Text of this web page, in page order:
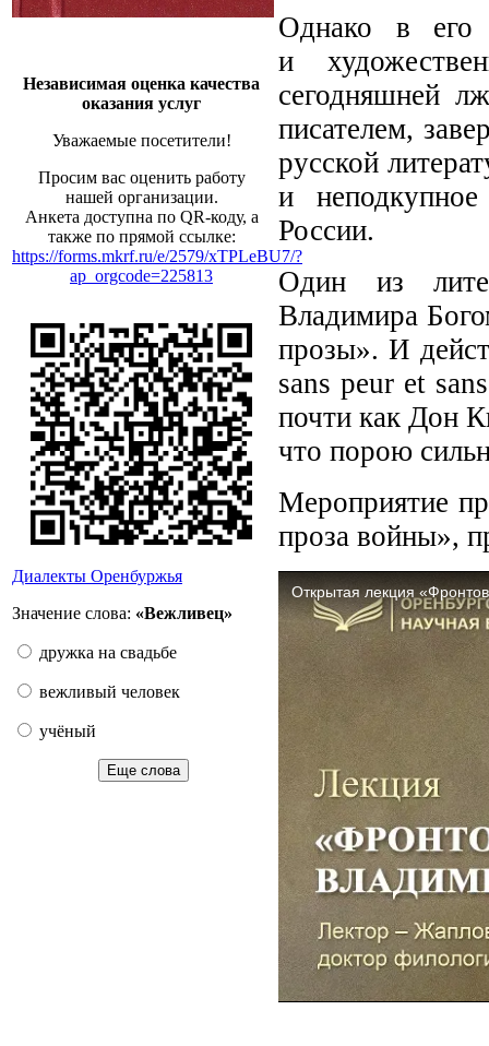
Независимая оценка качества
оказания услуг
Уважаемые посетители!
Просим вас оценить работу
нашей организации.
Анкета доступна по QR-коду, а
также по прямой ссылке:
https://forms.mkrf.ru/e/2579/xTPLeBU7/?
ap_orgcode=225813
Диалекты Оренбуржья
Значение слова: «Вежливец»
дружка на свадьбе
вежливый человек
учёный
Еще слова
Однако в его
и
сегодняшней
писателем,
русской
и
России.
Один из
Владимира
прозы». И
sans peur et
почти как Дон
что порою
Мероприятие
проза войны»,